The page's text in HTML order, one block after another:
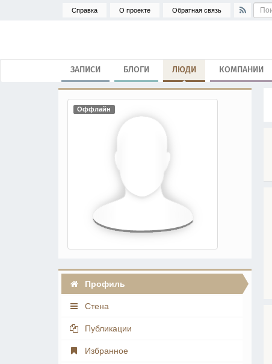
Справка О проекте Обратная связь
ЗАПИСИ БЛОГИ ЛЮДИ КОМПАНИИ
Оффлайн
Профиль
Стена
Публикации
Избранное